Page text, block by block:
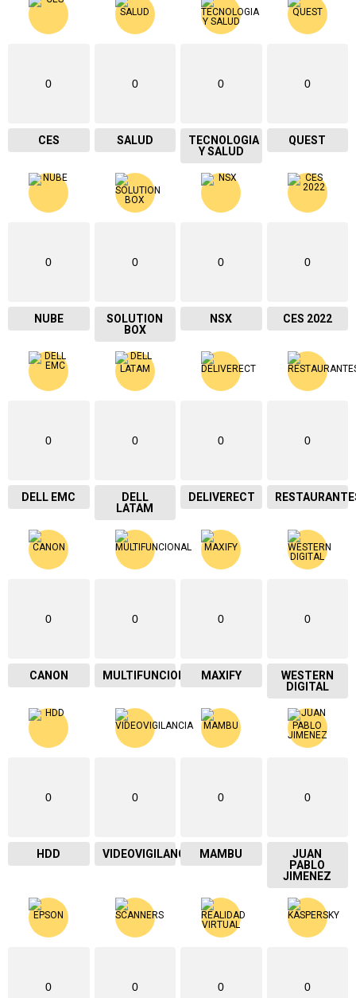
0
CES
0
SALUD
0
TECNOLOGIA
Y SALUD
0
QUEST
0
NUBE
0
SOLUTION
BOX
0
NSX
0
CES 2022
0
DELL EMC
0
DELL
LATAM
0
DELIVERECT
0
0
CANON
0
MULTIFUNCIONAL
0
MAXIFY
0
WESTERN
DIGITAL
0
HDD
0
VIDEOVIGILANCIA
0
MAMBU
0
JUAN
PABLO
JIMENEZ
0 0 0 0